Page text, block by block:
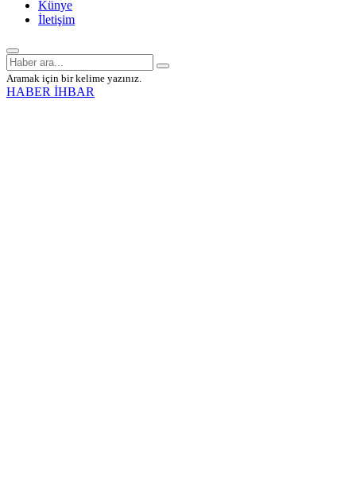
Künye
İletişim
Aramak için bir kelime yazınız.
HABER İHBAR